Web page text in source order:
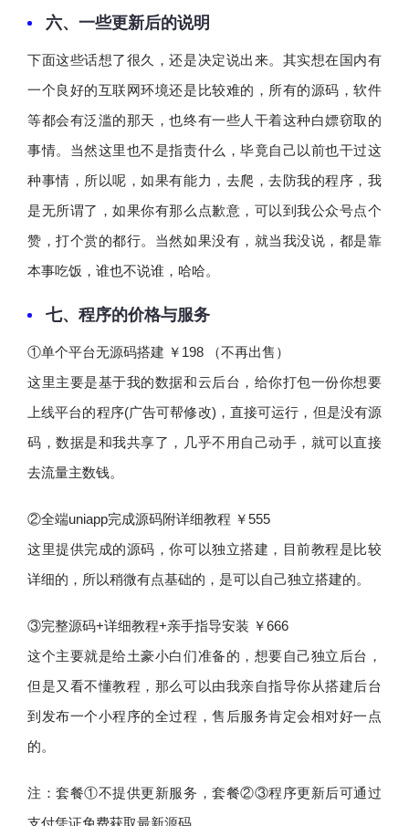
​六、一些更新后的说明
下面这些话想了很久，还是决定说出来。其实想在国内有
一个良好的互联网环境还是比较难的，所有的源码，软件
等都会有泛滥的那天，也终有一些人干着这种白嫖窃取的
事情。当然这里也不是指责什么，毕竟自己以前也干过这
种事情，所以呢，如果有能力，去爬，去防我的程序，我
是无所谓了，如果你有那么点歉意，可以到我公众号点个
赞，打个赏的都行。当然如果没有，就当我没说，都是靠
本事吃饭，谁也不说谁，哈哈。
七、程序的价格与服务
①单个平台无源码搭建 ￥198 （不再出售）
这里主要是基于我的数据和云后台，给你打包一份你想要
上线平台的程序(广告可帮修改)，直接可运行，但是没有源
码，数据是和我共享了，几乎不用自己动手，就可以直接
去流量主数钱。
②全端uniapp完成源码附详细教程 ￥555
这里提供完成的源码，你可以独立搭建，目前教程是比较
详细的，所以稍微有点基础的，是可以自己独立搭建的。
③完整源码+详细教程+亲手指导安装 ￥666
这个主要就是给土豪小白们准备的，想要自己独立后台，
但是又看不懂教程，那么可以由我亲自指导你从搭建后台
到发布一个小程序的全过程，售后服务肯定会相对好一点
的。
注：套餐①不提供更新服务，套餐②③程序更新后可通过